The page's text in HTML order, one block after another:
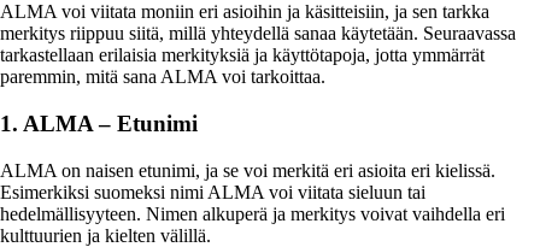
ALMA voi viitata moniin eri asioihin ja käsitteisiin, ja sen tarkka
merkitys riippuu siitä, millä yhteydellä sanaa käytetään. Seuraavassa
tarkastellaan erilaisia merkityksiä ja käyttötapoja, jotta ymmärrät
paremmin, mitä sana ALMA voi tarkoittaa.
1. ALMA – Etunimi
ALMA on naisen etunimi, ja se voi merkitä eri asioita eri kielissä.
Esimerkiksi suomeksi nimi ALMA voi viitata sieluun tai
hedelmällisyyteen. Nimen alkuperä ja merkitys voivat vaihdella eri
kulttuurien ja kielten välillä.